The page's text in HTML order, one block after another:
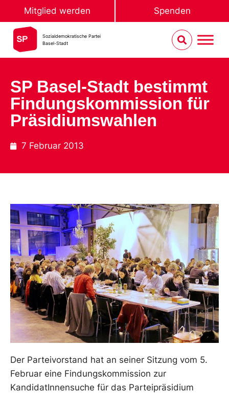
Mitglied werden Spenden
Sozialdemokratische Partei
Basel-Stadt
SP Basel-Stadt bestimmt
Findungskommission für
Präsidiumswahlen
7 Februar 2013
Der Parteivorstand hat an seiner Sitzung vom 5.
Februar eine Findungskommission zur
KandidatInnensuche für das Parteipräsidium